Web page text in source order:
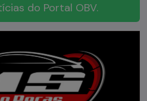
do Portal OBV.